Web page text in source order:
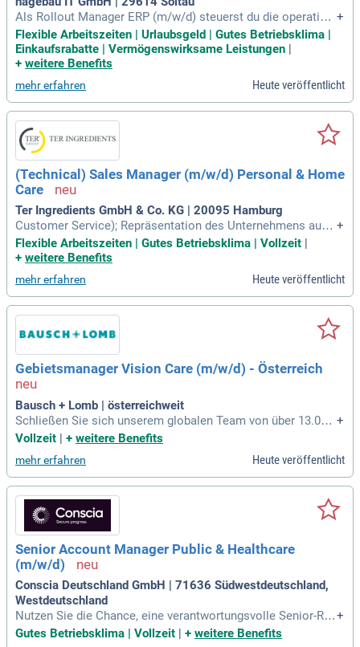
gen bei führenden Unternehmen wie Trade Republic und JP
Morgan Chase gesammelt hat.
Als Rollout Manager ERP (m/w/d) steuerst du die operative
Planung und Durchführung erfolgreicher ERP-Rollouts. Mit d
einem Organisationstalent und Kommunikationstalent gewä
hrleistest du reibungslose Go-Lives und hohe Anwenderzufri
nd koordinierst eng mit dem Projektmanagement. Im Chang
e-Management setzt du Trainingskonzepte um und förderst
die Akzeptanz bei den Anwendern. Zudem organisierst du G
o-Live-Events und begleitest die Hypercare-Phasen. Dein Zie
l ist es, Prozesse kontinuierlich zu optimieren und eine stab
ile Übergabe in die Supportstruktur sicherzustellen.
+
Flexible Arbeitszeiten | Urlaubsgeld | Gutes Betriebsklima |
Einkaufsrabatte | Vermögenswirksame Leistungen |
+ weitere Benefits
mehr erfahren Heute veröffentlicht
(Technical) Sales Manager (m/w/d) Personal & Home
Care
Ter Ingredients GmbH & Co. KG | 20095 Hamburg
Customer Service); Repräsentation des Unternehmens auf F
achmessen und Branchenveranstaltungen zur Generierung n
euer Geschäftsmöglichkeiten; Pflege und Steuerung Ihrer Ve
sforce).
+
Flexible Arbeitszeiten | Gutes Betriebsklima | Vollzeit
+ weitere Benefits
mehr erfahren Heute veröffentlicht
Gebietsmanager Vision Care (m/w/d) - Österreich
Bausch + Lomb | österreichweit
Schließen Sie sich unserem globalen Team von über 13.000
Fachleuten an! Gemeinsam in Pharma, Vision Care und Chir
ern das Leben von Millionen Menschen weltweit. Bewerben
Sie sich jetzt!
+
Vollzeit | + weitere Benefits
mehr erfahren Heute veröffentlicht
Senior Account Manager Public & Healthcare
(m/w/d)
Conscia Deutschland GmbH | 71636 Südwestdeutschland,
Westdeutschland
Nutzen Sie die Chance, eine verantwortungsvolle Senior-Rol
le im Wachstumsbereich von Conscia Deutschland zu übern
+
Gutes Betriebsklima | Vollzeit | + weitere Benefits